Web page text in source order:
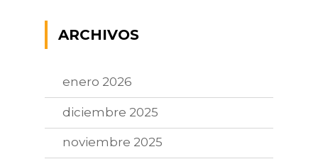
ARCHIVOS
enero 2026
diciembre 2025
noviembre 2025